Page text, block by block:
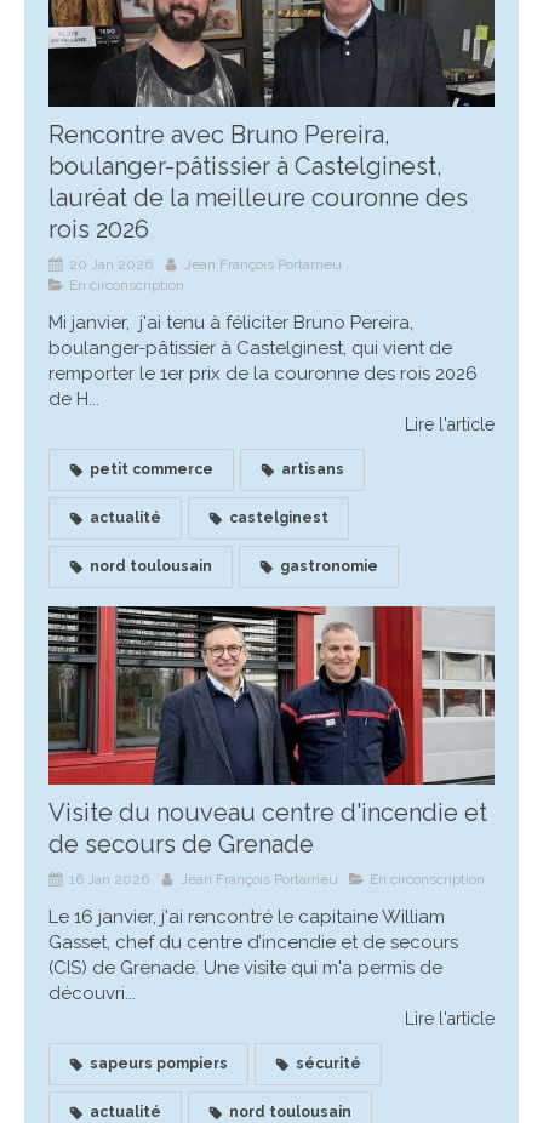
Rencontre avec Bruno Pereira,
boulanger-pâtissier à Castelginest,
lauréat de la meilleure couronne des
rois 2026
20 Jan 2026
Jean François Portarrieu
En circonscription
Mi janvier, j'ai tenu à féliciter Bruno Pereira,
boulanger-pâtissier à Castelginest, qui vient de
remporter le 1er prix de la couronne des rois 2026
de H...
Lire l'article
petit commerce artisans
actualité castelginest
nord toulousain gastronomie
Visite du nouveau centre d'incendie et
de secours de Grenade
16 Jan 2026 Jean François Portarrieu En circonscription
Le 16 janvier, j'ai rencontré le capitaine William
Gasset, chef du centre d’incendie et de secours
(CIS) de Grenade. Une visite qui m'a permis de
découvri...
Lire l'article
sapeurs pompiers sécurité
actualité nord toulousain